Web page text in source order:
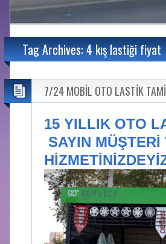
Tag Archives: 4 kış lastiği fiyat
7/24 MOBİL OTO LASTİK
15 YILLIK OTO
SAYIN